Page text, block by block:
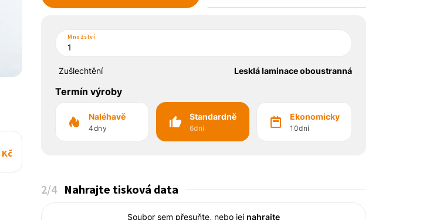
Kč
Množství
Zušlechtění Lesklá laminace oboustranná
Termín výroby
Naléhavě
4dny
Standardně
6dní
Ekonomicky
10dní
2/4 Nahrajte tisková data
Soubor sem přesuňte, nebo jej nahrajte